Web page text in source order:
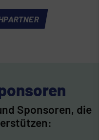
Sponsoren, die